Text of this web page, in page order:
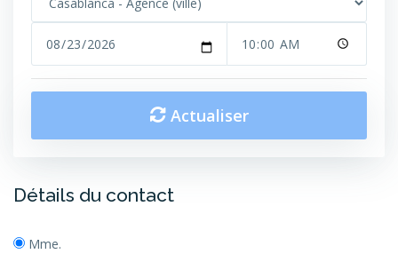
Actualiser
Détails du contact
Mme.